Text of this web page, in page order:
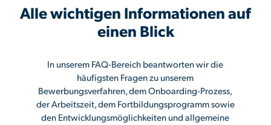
Alle wichtigen Informationen auf
einen Blick
In unserem FAQ-Bereich beantworten wir die
häufigsten Fragen zu unserem
Bewerbungsverfahren, dem Onboarding-Prozess,
der Arbeitszeit, dem Fortbildungsprogramm sowie
den Entwicklungsmöglichkeiten und allgemeine